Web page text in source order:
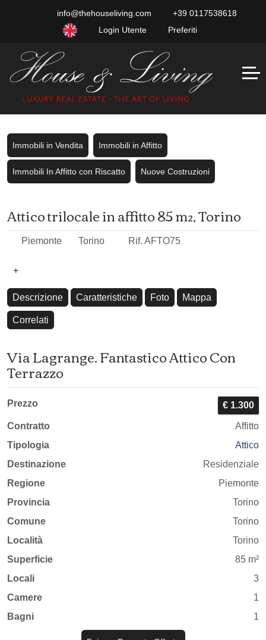
info@thehouseliving.com
+39 0117538618
Login Utente
Preferiti
Immobili in Vendita Immobili in Affitto
Immobili In Affitto con Riscatto Nuove Costruzioni
Attico trilocale in affitto 85 m², Torino
Piemonte Torino Rif. AFTO75
+
Descrizione Caratteristiche Foto Mappa
Correlati
Via Lagrange. Fantastico Attico Con
Terrazzo
Prezzo € 1.300
Contratto
Affitto
Tipologia
Attico
Destinazione
Residenziale
Regione
Piemonte
Provincia
Torino
Comune
Torino
Località
Torino
Superficie
85 m²
Locali
3
Camere
1
Bagni
1